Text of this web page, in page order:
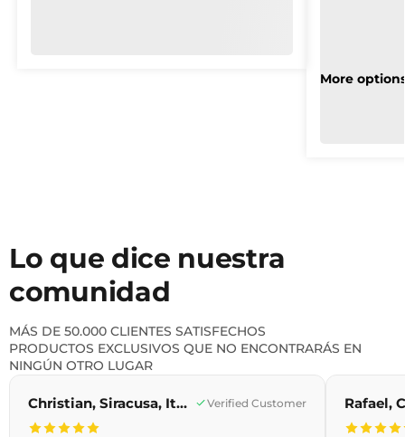
Lo que dice nuestra
comunidad
MÁS DE 50.000 CLIENTES SATISFECHOS
PRODUCTOS EXCLUSIVOS QUE NO ENCONTRARÁS EN
NINGÚN OTRO LUGAR
Christian, Siracusa, Italia Verified Customer